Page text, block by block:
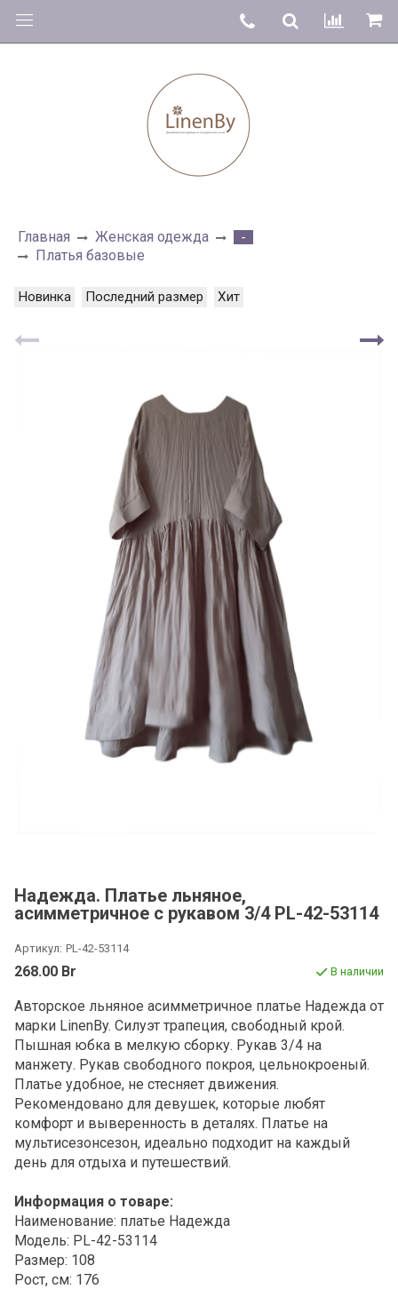
Главная Женская одежда
-
Платья базовые
Новинка Последний размер Хит
Надежда. Платье льняное,
асимметричное с рукавом 3/4 PL-42-53114
Артикул: PL-42-53114
268.00 Br В наличии
Авторское льняное асимметричное платье Надежда от
марки LinenBy. Силуэт трапеция, свободный крой.
Пышная юбка в мелкую сборку. Рукав 3/4 на
манжету. Рукав свободного покроя, цельнокроеный.
Платье удобное, не стесняет движения.
Рекомендовано для девушек, которые любят
комфорт и выверенность в деталях. Платье на
мультисезонсезон, идеально подходит на каждый
день для отдыха и путешествий.
Информация о товаре:
Наименование: платье Надежда
Модель: PL-42-53114
Размер: 108
Рост, см: 176